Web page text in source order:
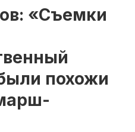
«Съемки
похожи